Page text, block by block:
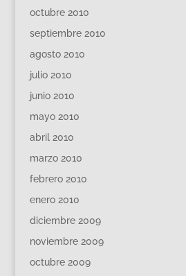
octubre 2010
septiembre 2010
agosto 2010
julio 2010
junio 2010
mayo 2010
abril 2010
marzo 2010
febrero 2010
enero 2010
diciembre 2009
noviembre 2009
octubre 2009